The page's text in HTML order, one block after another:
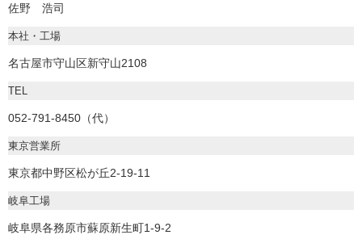
佐野 浩司
本社・工場
名古屋市守山区新守山2108
TEL
052-791-8450（代）
東京営業所
東京都中野区松が丘2-19-11
岐阜工場
岐阜県各務原市蘇原新生町1-9-2